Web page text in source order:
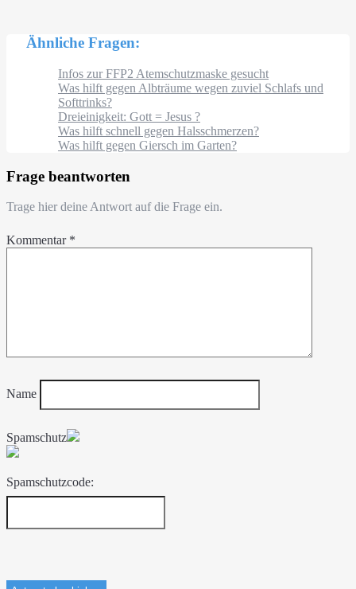
Ähnliche Fragen:
Infos zur FFP2 Atemschutzmaske gesucht
Was hilft gegen Albträume wegen zuviel Schlafs und
Softtrinks?
Dreieinigkeit: Gott = Jesus ?
Was hilft schnell gegen Halsschmerzen?
Was hilft gegen Giersch im Garten?
Frage beantworten
Trage hier deine Antwort auf die Frage ein.
Kommentar *
Name
Spamschutz
Spamschutzcode: